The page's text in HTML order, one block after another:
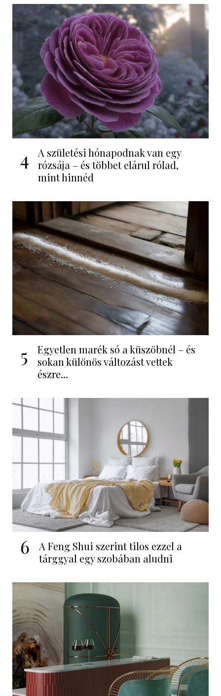
4
A születési hónapodnak van egy
rózsája – és többet elárul rólad,
mint hinnéd
5
Egyetlen marék só a küszöbnél – és
sokan különös változást vettek
észre...
6
A Feng Shui szerint tilos ezzel a
tárggyal egy szobában aludni